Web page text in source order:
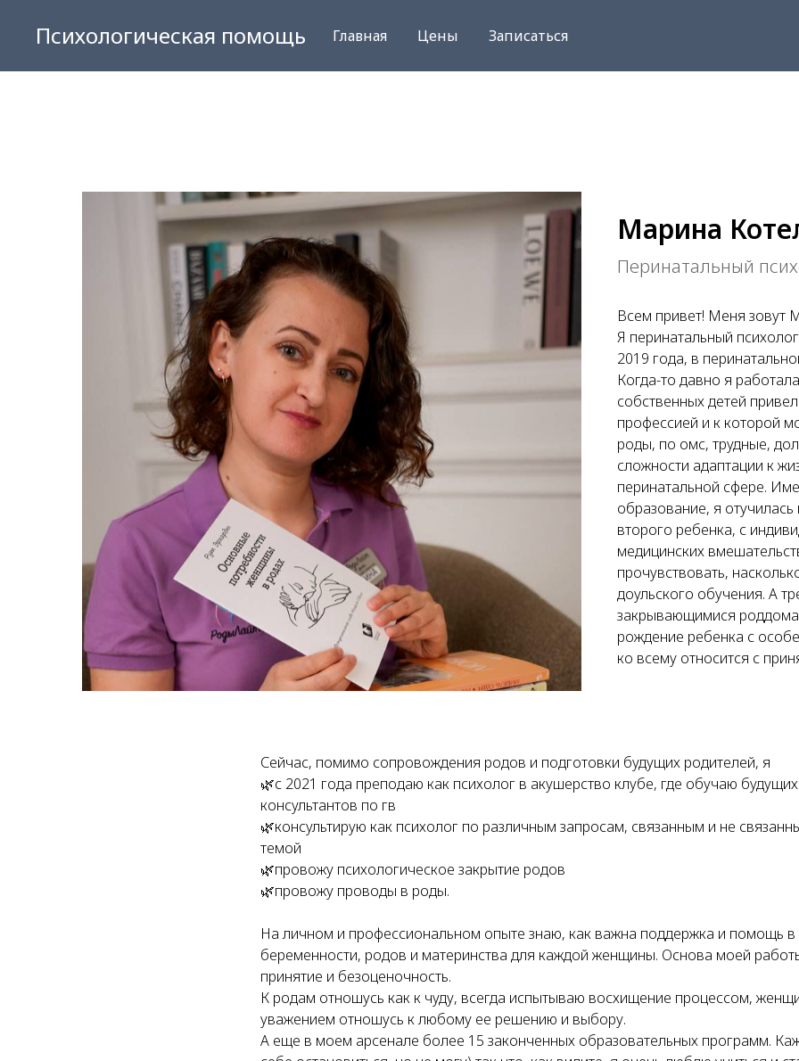
Психологическая помощь Главная Цены Записаться
Марина
Перинатальный
Всем привет! Меня зовут
Я перинатальный
2019 года, в
Когда-то давно я
собственных детей
профессией и к которой
роды, по омс, трудные,
сложности адаптации к
перинатальной сфере.
образование, я
второго ребенка, с
медицинских
прочувствовать,
доульского обучения. А
закрывающимися
рождение ребенка с
ко всему относится с
Сейчас, помимо сопровождения родов и подготовки будущих родителей, я
🌿с 2021 года преподаю как психолог в акушерство клубе, где обучаю
консультантов по гв
🌿консультирую как психолог по различным запросам, связанным и не
темой
🌿провожу психологическое закрытие родов
🌿провожу проводы в роды.
На личном и профессиональном опыте знаю, как важна поддержка и помощь в
беременности, родов и материнства для каждой женщины. Основа моей
принятие и безоценочность.
К родам отношусь как к чуду, всегда испытываю восхищение процессом,
уважением отношусь к любому ее решению и выбору.
А еще в моем арсенале более 15 законченных образовательных программ.